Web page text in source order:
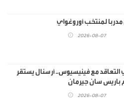
مدربا لمنتخب أوروغواي
2026-08-07
مع فينيسيوس.. أرسنال يستقر
سان جيرمان
2026-08-07